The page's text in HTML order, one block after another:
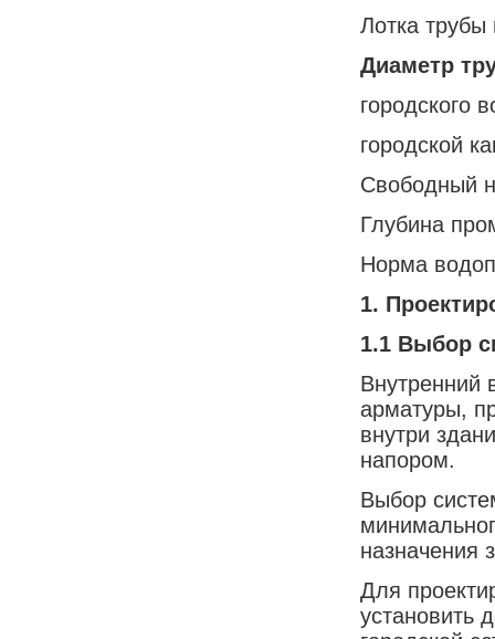
Лотка трубы
Диаметр
городского
городской
Свободный
Глубина
Норма
1.
1.1 Выбор
Внутренний
арматуры,
внутри
напором.
Выбор
назначения
Для
установить